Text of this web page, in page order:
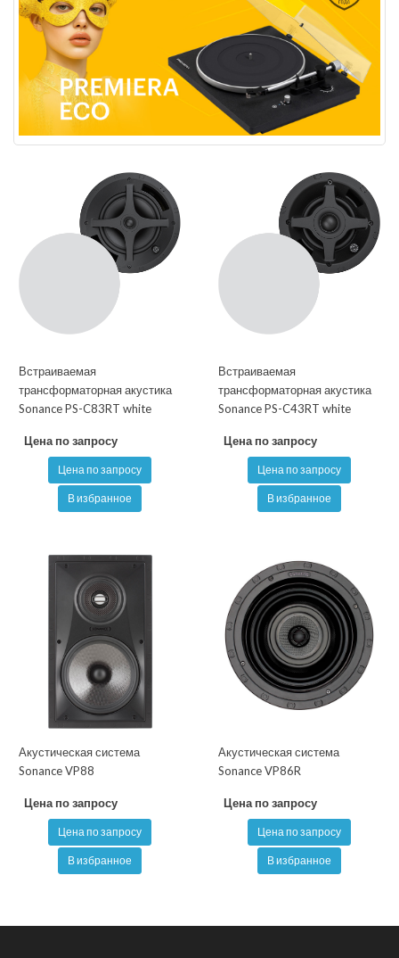
Встраиваемая
трансформаторная акустика
Sonance PS-C83RT white
Цена по запросу
Цена по запросу
В избранное
Встраиваемая
трансформаторная акустика
Sonance PS-C43RT white
Цена по запросу
Цена по запросу
В избранное
Акустическая система
Sonance VP88
Цена по запросу
Цена по запросу
В избранное
Акустическая система
Sonance VP86R
Цена по запросу
Цена по запросу
В избранное